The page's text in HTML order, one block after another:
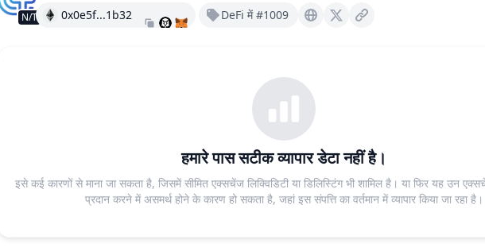
N/T 0x0e5f...1b32 DeFi में #1009 Connectome.to X (Twitter)
हमारे पास सटीक व्यापार डेटा नहीं है।
इसे कई कारणों से माना जा सकता है, जिसमें सीमित एक्सचेंज लिक्विडिटी या डिलिस्टिंग भी शामिल है। या फिर यह उन
प्रदान करने में असमर्थ होने के कारण हो सकता है, जहां इस संपत्ति का वर्तमान में व्यापार किया जा रहा है।